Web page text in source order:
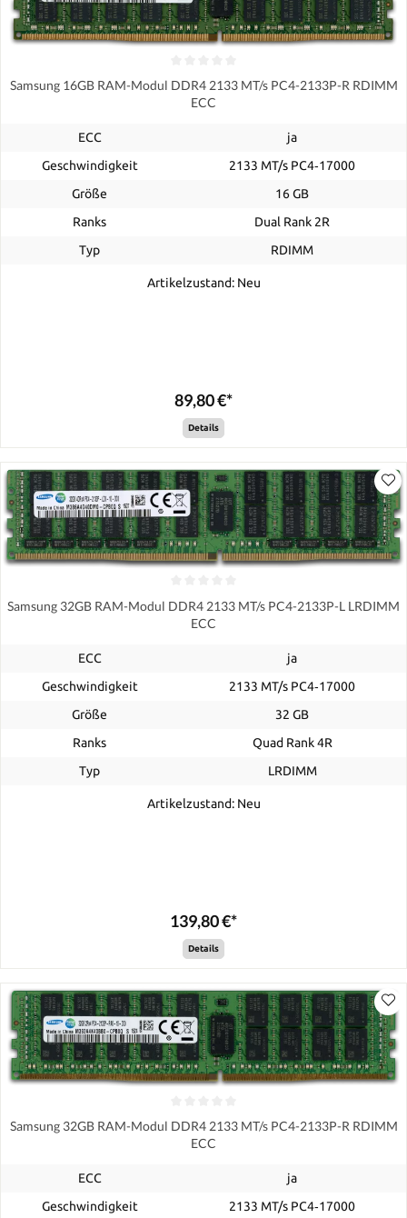
Samsung 16GB RAM-Modul DDR4 2133 MT/s PC4-2133P-R RDIMM
ECC
ECC
ja
Geschwindigkeit
2133 MT/s PC4‑17000
Größe
16 GB
Ranks
Dual Rank 2R
Typ
RDIMM
Artikelzustand: Neu
89,80 €*
Details
Samsung 32GB RAM-Modul DDR4 2133 MT/s PC4-2133P-L LRDIMM
ECC
ECC
ja
Geschwindigkeit
2133 MT/s PC4‑17000
Größe
32 GB
Ranks
Quad Rank 4R
Typ
LRDIMM
Artikelzustand: Neu
139,80 €*
Details
Samsung 32GB RAM-Modul DDR4 2133 MT/s PC4-2133P-R RDIMM
ECC
ECC
ja
Geschwindigkeit
2133 MT/s PC4‑17000